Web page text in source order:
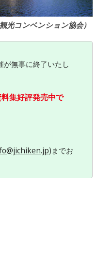
光コンベンション協会）
が無事に終了いたし
集好評発売中で
)までお